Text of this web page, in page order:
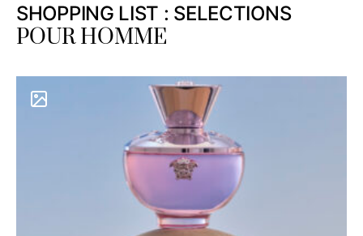
SHOPPING LIST : SELECTIONS
POUR HOMME